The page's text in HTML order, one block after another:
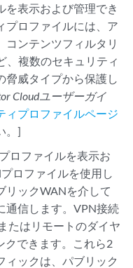
を表示および管理でき
プロファイルには、ア
コンテンツフィルタリ
、複数のセキュリティ
脅威タイプから保護し
Cloudユーザーガイ
ィプロファイルページ
。]
ロファイルを表示お
ロファイルを使用し
リックWANを介して
通信します。VPN接続
たはリモートのダイヤ
クできます。これら2
ィックは、パブリック